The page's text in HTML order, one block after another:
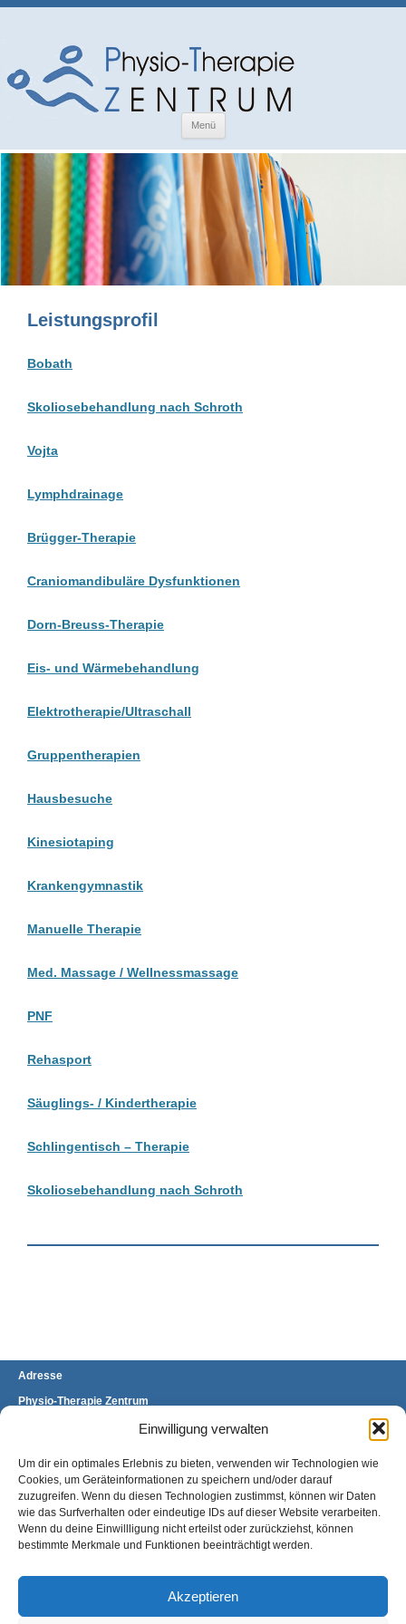
Einwilligung verwalten
Um dir ein optimales Erlebnis zu bieten, verwenden wir Technologien wie
Cookies, um Geräteinformationen zu speichern und/oder darauf
zuzugreifen. Wenn du diesen Technologien zustimmst, können wir Daten
wie das Surfverhalten oder eindeutige IDs auf dieser Website verarbeiten.
Wenn du deine Einwillligung nicht erteilst oder zurückziehst, können
bestimmte Merkmale und Funktionen beeinträchtigt werden.
Akzeptieren
Menü
Leistungsprofil
Bobath
Skoliosebehandlung nach Schroth
Vojta
Lymphdrainage
Brügger-Therapie
Craniomandibuläre Dysfunktionen
Dorn-Breuss-Therapie
Eis- und Wärmebehandlung
Elektrotherapie/Ultraschall
Gruppentherapien
Hausbesuche
Kinesiotaping
Krankengymnastik
Manuelle Therapie
Med. Massage / Wellnessmassage
PNF
Rehasport
Säuglings- / Kindertherapie
Schlingentisch – Therapie
Skoliosebehandlung nach Schroth
Adresse
Physio-Therapie Zentrum
Telefon: 0561 400 97 11/12
Fax: 0561 400 97 13
kontakt@ptz-kassel.de
Sie finden uns gegenüber der Universität
Einen Überblick über die Anfahrt mit
öffentlichen Verkehrsmitteln finden sie